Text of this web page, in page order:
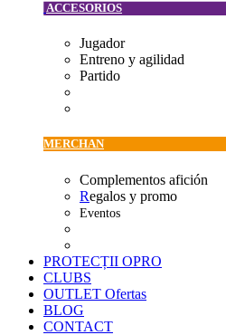
ACCESORIOS
Jugador
Entreno y agilidad
Partido
MERCHAN
Complementos afición
Regalos y promo
Eventos
PROTECȚII OPRO
CLUBS
OUTLET Ofertas
BLOG
CONTACT